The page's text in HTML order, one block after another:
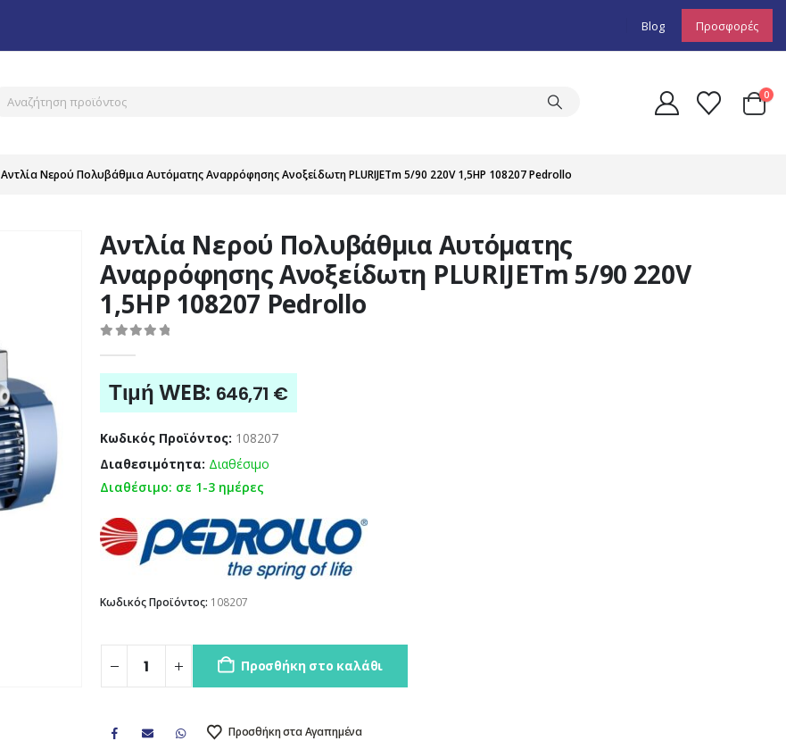
Blog Προσφορές
0
Αντλία Νερού Πολυβάθμια Αυτόματης Αναρρόφησης Ανοξείδωτη PLURIJETm 5/90 220V 1,5HP 108207 Pedrollo
Αντλία Νερού Πολυβάθμια Αυτόματης
Αναρρόφησης Ανοξείδωτη PLURIJETm 5/90 220V
1,5HP 108207 Pedrollo
Τιμή WEB: 646,71 €
Κωδικός Προϊόντος: 108207
Διαθεσιμότητα: Διαθέσιμο
Διαθέσιμο: σε 1-3 ημέρες
Κωδικός Προϊόντος: 108207
Προσθήκη στο καλάθι
Προσθήκη στα Αγαπημένα